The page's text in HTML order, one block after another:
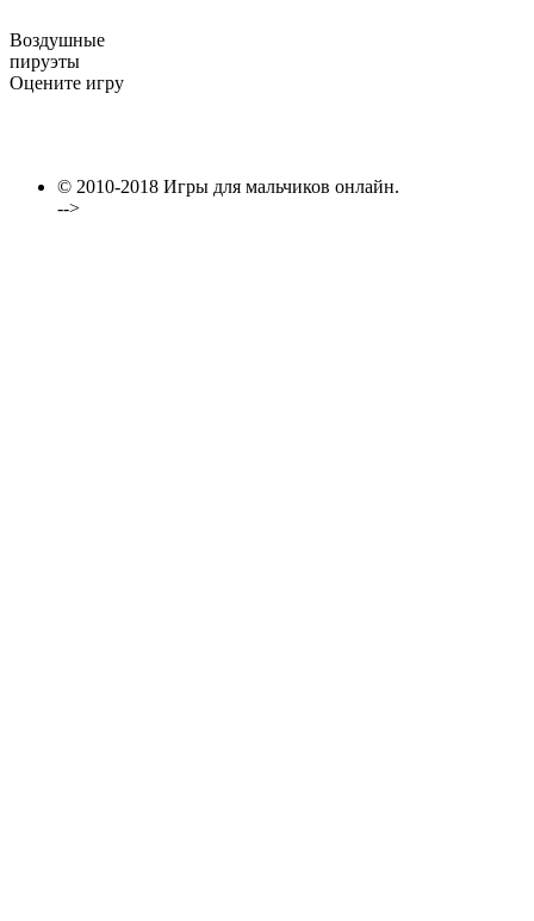
Воздушные
пируэты
Оцените игру
© 2010-2018 Игры для мальчиков онлайн.
-->